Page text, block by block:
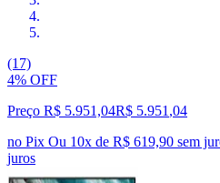
(17)
4% OFF
Preço R$ 5.951,04R$ 5.951 ,04
no Pix Ou 10x de R$ 619,90 sem
juros